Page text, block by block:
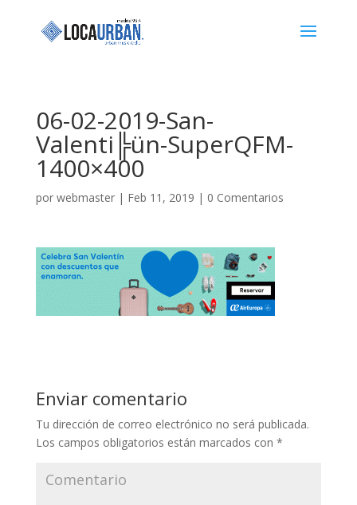
06-02-2019-San-
Valenti╠ün-SuperQFM-
1400×400
por webmaster| Feb 11, 2019 | 0 Comentarios
Enviar comentario
Tu dirección de correo electrónico no será publicada.
Los campos obligatorios están marcados con *